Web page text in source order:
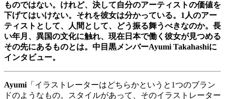
ものではない。けれど、決して自分のアーティストの価値を
下げてはいけない。それを彼女は分かっている。 1 人のアー
ティストとして、人間として、どう振る舞うべきなのか。長
い年月、異国の文化に触れ、現在日本で働く彼女が見つめる
その先にあるものとは。中目黒メンバーAyumi Takahashiに
インタビュー。
Ayumi 「イラストレーターはどちらかというと 1つのブラン
ドのようなもの。スタイルがあって、そのイラストレーター